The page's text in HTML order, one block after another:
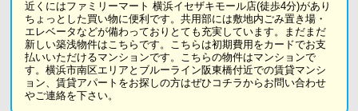
近くにはファミリーマート 横浜イセザキモール店(徒歩4分)があり
ちょっとした買い物に便利です。共用部には敷地内ごみ置き場・
エレベータなどが備わっておりとても充実しています。まだまだ
新しい築浅物件はこちらです。こちらは初期費用をカードでお支
払いいただけるマンションです。こちらの物件はマンションで
す。横浜市南区エリアとブルーライン阪東橋付近での賃貸マンシ
ョン、賃貸アパートをお探しの方はぜひコチラからお問い合わせ
やご連絡を下さい。